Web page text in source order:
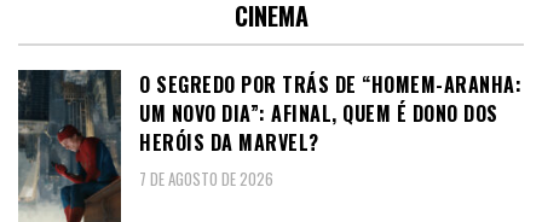
CINEMA
O SEGREDO POR TRÁS DE “HOMEM-ARANHA:
UM NOVO DIA”: AFINAL, QUEM É DONO DOS
HERÓIS DA MARVEL?
7 DE AGOSTO DE 2026